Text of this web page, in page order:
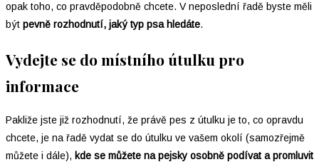
opak toho, co pravděpodobně chcete. V neposlední řadě byste měli
být pevně rozhodnutí, jaký typ psa hledáte.
Vydejte se do místního útulku pro
informace
Pakliže jste již rozhodnutí, že právě pes z útulku je to, co opravdu
chcete, je na řadě vydat se do útulku ve vašem okolí (samozřejmě
můžete i dále), kde se můžete na pejsky osobně podívat a promluvit